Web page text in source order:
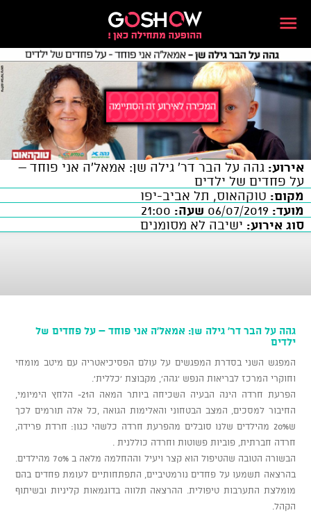
אירוע: גהה על הבר דר' גילה שן: אמאל'ה אני פוחד –
על פחדים של ילדים
מקום: טוקהאוס, תל אביב-יפו
מועד:
שעה:
סוג אירוע: ישיבה לא מסומנים
גהה על הבר דר' גילה שן: אמאל'ה אני פוחד – על פחדים של
ילדים
המפגש השני בסדרת המפגשים על עולם הפסיכיאטריה עם מיטב מומחי
וחוקרי המרכז לבריאות הנפש 'גהה', מקבוצת 'כללית'.
הפרעת חרדה הינה הבעיה השכיחה ביותר המאה ה21- הלחץ הימיומי,
החיבור למסכים, המצב הבטחוני והאלימות הגואה ,כל אלה תורמים לכך
ש20% מהילדים שלנו סובלים מהפרעת חרדה כלשהי כגון: חרדת פרידה,
חרדה חברתית, פוביות פשוטות וחרדה כוללנית .
הבשורה הטובה שהטיפול הוא קצר ויעיל וההחלמה מלאה ב 70% מהילדים.
בהרצאה תשמעו על פחדים נורמטיביים, התפתחותיים לעומת פחדים בהם
מומלצת התערבות טיפולית. ההרצאה תלווה בדוגמאות קליניות ובשיתוף
הקהל.